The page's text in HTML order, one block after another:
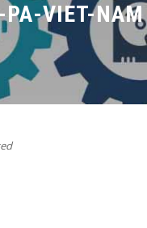
PA-VIET-NAM